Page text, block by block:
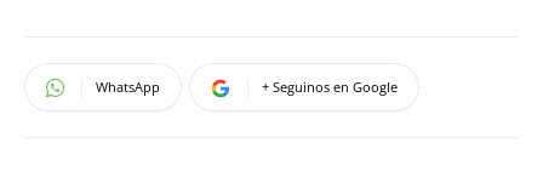
WhatsApp + Seguinos en Google